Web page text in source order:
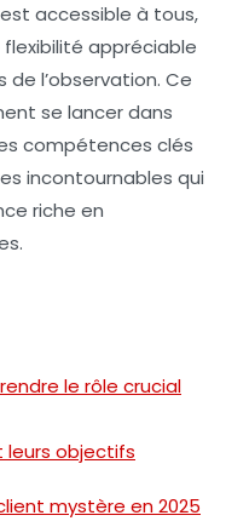
accessible à tous,
appréciable
l’observation. Ce
se lancer dans
compétences clés
incontournables qui
riche en
le rôle crucial
leurs objectifs
mystère en 2025